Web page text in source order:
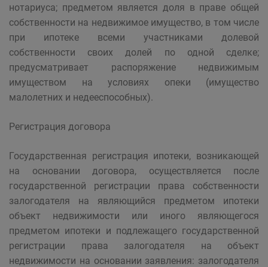
нотариуса; предметом является доля в праве общей
собственности на недвижимое имущество, в том числе
при ипотеке всеми участниками долевой
собственности своих долей по одной сделке;
предусматривает распоряжение недвижимым
имуществом на условиях опеки (имущество
малолетних и недееспособных).
Регистрация договора
Государственная регистрация ипотеки, возникающей
на основании договора, осуществляется после
государственной регистрации права собственности
залогодателя на являющийся предметом ипотеки
объект недвижимости или иного являющегося
предметом ипотеки и подлежащего государственной
регистрации права залогодателя на объект
недвижимости на основании заявления: залогодателя